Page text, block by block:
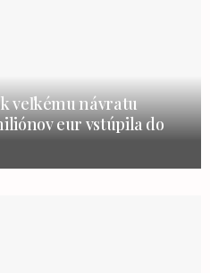
veľkému návratu
eur vstúpila do